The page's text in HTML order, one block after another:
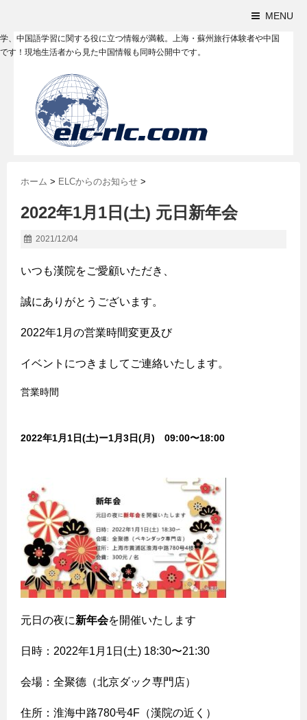
MENU
、中国語学習に関する役に立つ情報が満載。上海・蘇州旅行体験者や中国
す！現地生活者から見た中国情報も同時公開中です。
ホーム > ELCからのお知らせ >
2022年1月1日(土) 元日新年会
2021/12/04
いつも漢院をご愛顧いただき、
誠にありがとうございます。
2022年1月の営業時間変更及び
イベントにつきましてご連絡いたします。
営業時間
2022年1月1日(土)ー1月3日(月) 09:00〜18:00
元日の夜に新年会を開催いたします
日時：2022年1月1日(土) 18:30〜21:30
会場：全聚德（北京ダック専門店）
住所：淮海中路780号4F（漢院の近く）